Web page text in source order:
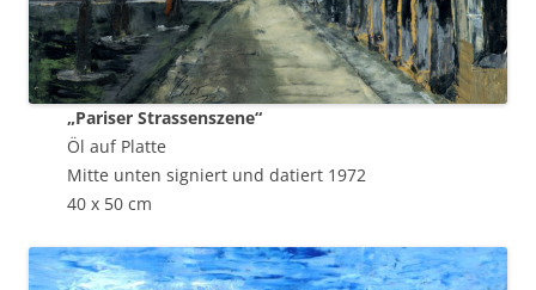
„Pariser Strassenszene“
Öl auf Platte
Mitte unten signiert und datiert 1972
40 x 50 cm